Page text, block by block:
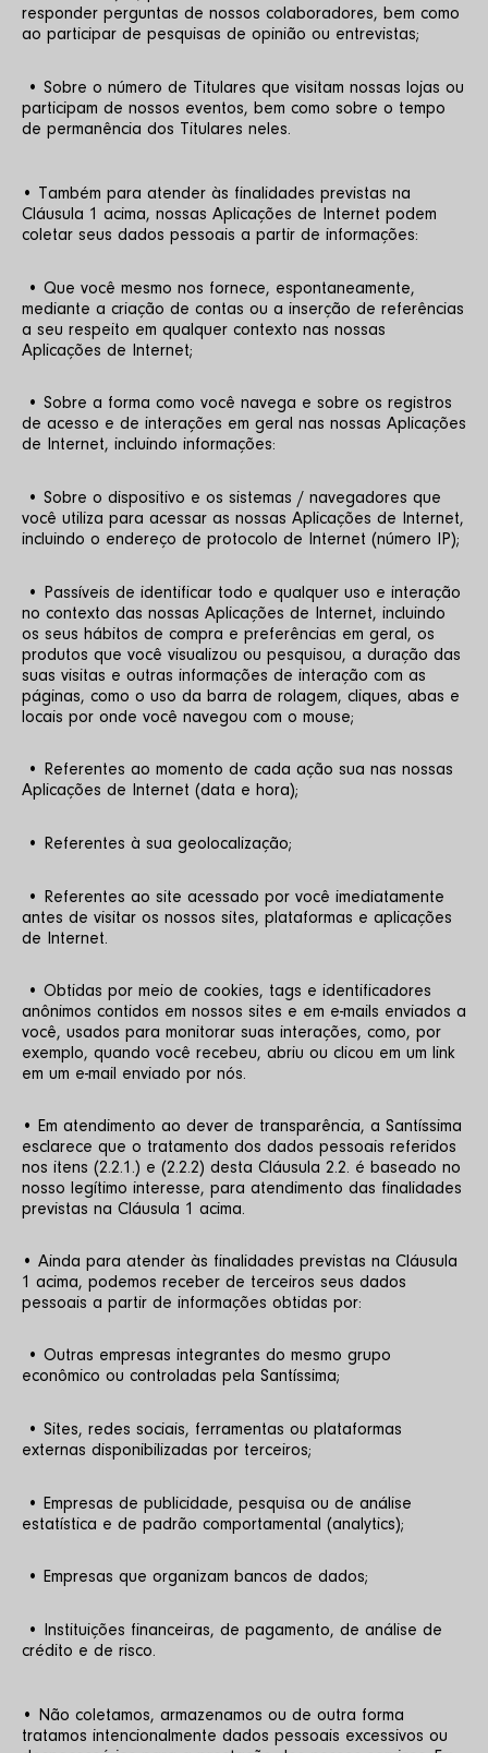
responder perguntas de nossos colaboradores, bem como
ao participar de pesquisas de opinião ou entrevistas;
• Sobre o número de Titulares que visitam nossas lojas ou
participam de nossos eventos, bem como sobre o tempo
de permanência dos Titulares neles.
• Também para atender às finalidades previstas na
Cláusula 1 acima, nossas Aplicações de Internet podem
coletar seus dados pessoais a partir de informações:
• Que você mesmo nos fornece, espontaneamente,
mediante a criação de contas ou a inserção de referências
a seu respeito em qualquer contexto nas nossas
Aplicações de Internet;
• Sobre a forma como você navega e sobre os registros
de acesso e de interações em geral nas nossas Aplicações
de Internet, incluindo informações:
• Sobre o dispositivo e os sistemas / navegadores que
você utiliza para acessar as nossas Aplicações de Internet,
incluindo o endereço de protocolo de Internet (número IP);
• Passíveis de identificar todo e qualquer uso e interação
no contexto das nossas Aplicações de Internet, incluindo
os seus hábitos de compra e preferências em geral, os
produtos que você visualizou ou pesquisou, a duração das
suas visitas e outras informações de interação com as
páginas, como o uso da barra de rolagem, cliques, abas e
locais por onde você navegou com o mouse;
• Referentes ao momento de cada ação sua nas nossas
Aplicações de Internet (data e hora);
• Referentes à sua geolocalização;
• Referentes ao site acessado por você imediatamente
antes de visitar os nossos sites, plataformas e aplicações
de Internet.
• Obtidas por meio de cookies, tags e identificadores
anônimos contidos em nossos sites e em e-mails enviados a
você, usados para monitorar suas interações, como, por
exemplo, quando você recebeu, abriu ou clicou em um link
em um e-mail enviado por nós.
• Em atendimento ao dever de transparência, a Santíssima
esclarece que o tratamento dos dados pessoais referidos
nos itens (2.2.1.) e (2.2.2) desta Cláusula 2.2. é baseado no
nosso legítimo interesse, para atendimento das finalidades
previstas na Cláusula 1 acima.
• Ainda para atender às finalidades previstas na Cláusula
1 acima, podemos receber de terceiros seus dados
pessoais a partir de informações obtidas por:
• Outras empresas integrantes do mesmo grupo
econômico ou controladas pela Santíssima;
• Sites, redes sociais, ferramentas ou plataformas
externas disponibilizadas por terceiros;
• Empresas de publicidade, pesquisa ou de análise
estatística e de padrão comportamental (analytics);
• Empresas que organizam bancos de dados;
• Instituições financeiras, de pagamento, de análise de
crédito e de risco.
• Não coletamos, armazenamos ou de outra forma
tratamos intencionalmente dados pessoais excessivos ou